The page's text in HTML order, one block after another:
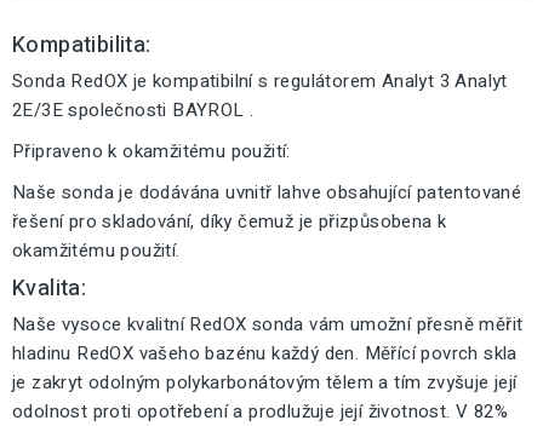
Kompatibilita:
Sonda RedOX je kompatibilní s regulátorem Analyt 3 Analyt
2E/3E společnosti BAYROL .
Připraveno k okamžitému použití:
Naše sonda je dodávána uvnitř lahve obsahující patentované
řešení pro skladování, díky čemuž je přizpůsobena k
okamžitému použití.
Kvalita:
Naše vysoce kvalitní RedOX sonda vám umožní přesně měřit
hladinu RedOX vašeho bazénu každý den. Měřící povrch skla
je zakryt odolným polykarbonátovým tělem a tím zvyšuje její
odolnost proti opotřebení a prodlužuje její životnost. V 82%